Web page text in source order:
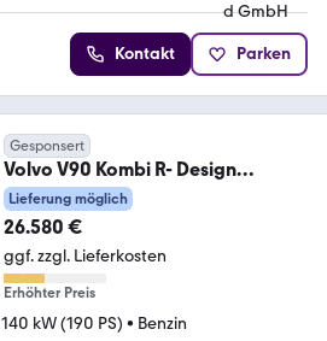
Kontakt Parken
Gesponsert
Volvo V90 Kombi R- Design
5*JAHRE GARANTIE|LEDER|NAVI
Lieferung möglich
26.580 €
ggf. zzgl. Lieferkosten
Erhöhter Preis
140 kW (190 PS) • Benzin